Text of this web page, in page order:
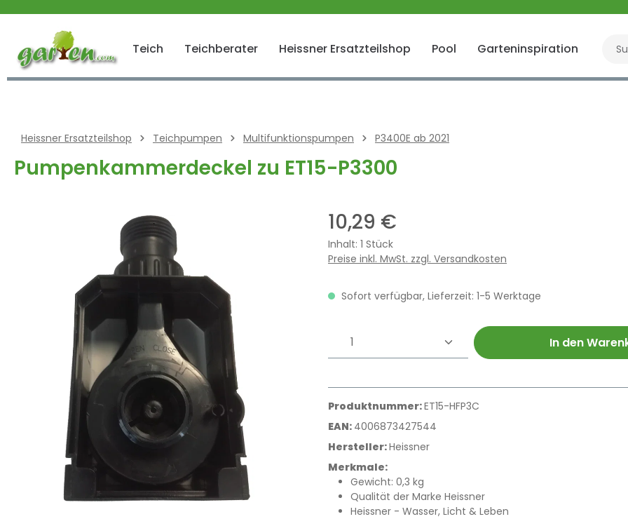
Zur Hauptnavigation springen
Teich Teichberater Heissner Ersatzteilshop Pool Garteninspiration
Heissner Ersatzteilshop Teichpumpen Multifunktionspumpen P3400E ab 2021
Pumpenkammerdeckel zu ET15-P3300
Bildergalerie überspringen 10,29 €
Inhalt: 1 Stück
Preise inkl. MwSt. zzgl. Versandkosten
Sofort verfügbar, Lieferzeit: 1-5 Werktage
Produkt Anzahl: Gib den In den
Produktnummer:ET15-HFP3C
EAN: 4006873427544
Hersteller:Heissner
Merkmale:
Gewicht: 0,3 kg
Qualität der Marke Heissner
Heissner - Wasser, Licht & Leben